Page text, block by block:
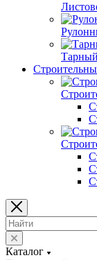
Каталог